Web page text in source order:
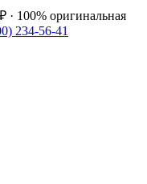
· 100% оригинальная
234-56-41